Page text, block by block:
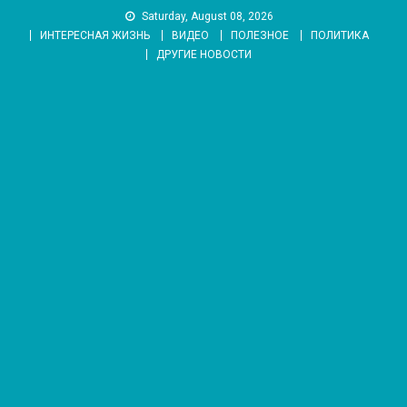
Saturday, August 08, 2026
ИНТЕРЕСНАЯ ЖИЗНЬ
ВИДЕО ПОЛЕЗНОЕ
ПОЛИТИКА
ДРУГИЕ НОВОСТИ